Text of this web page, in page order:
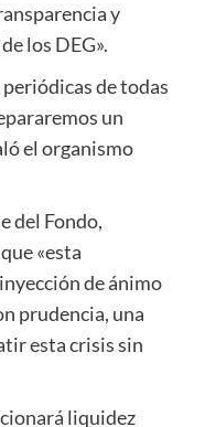
y
los DEG».
de todas
un
el organismo
del Fondo,
«esta
de ánimo
prudencia, una
esta crisis sin
liquidez